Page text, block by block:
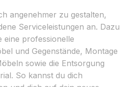
angenehmer zu gestalten,
Serviceleistungen an. Dazu
eine professionelle
und Gegenstände, Montage
sowie die Entsorgung
So kannst du dich